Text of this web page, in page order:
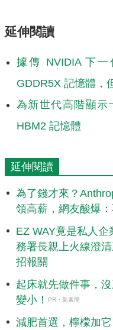
延伸閱讀
據傳 NVIDIA 下
GDDR5X 記憶體，
為新世代高階顯示
HBM2 記憶體
延伸閱讀
為了錢才來？
領高薪，網友酸爆
EZ WAY竟是私人
務署長親上火線澄
招報關
起床就先做件事，
變小！
PR・新素簡
減肥首選，檸檬加